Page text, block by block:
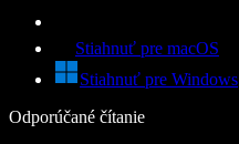
Stiahnuť pre macOS
Stiahnuť pre Windows
Odporúčané čítanie